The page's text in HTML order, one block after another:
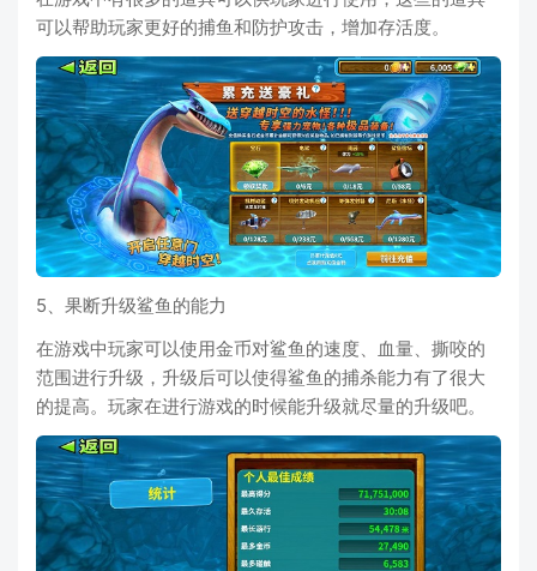
可以帮助玩家更好的捕鱼和防护攻击，增加存活度。
5、果断升级鲨鱼的能力
在游戏中玩家可以使用金币对鲨鱼的速度、血量、撕咬的
范围进行升级，升级后可以使得鲨鱼的捕杀能力有了很大
的提高。玩家在进行游戏的时候能升级就尽量的升级吧。